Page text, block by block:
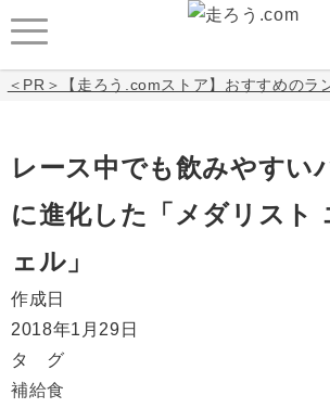
＜PR＞【走ろう.comストア】おすすめのラ
レース中でも飲みやすい
に進化した「メダリスト
ェル」
作成日
2018年1月29日
タ グ
補給食